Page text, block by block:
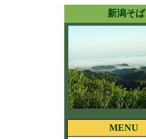
新潟そ
MENU